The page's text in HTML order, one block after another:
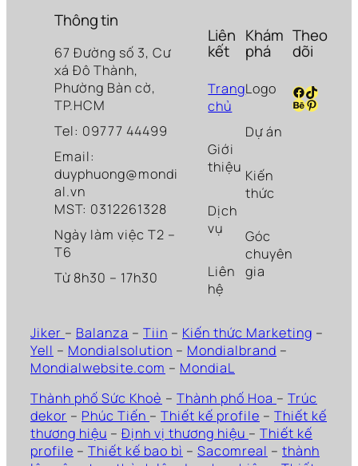
Thông tin
67 Đường số 3, Cư
xá Đô Thành,
Phường Bàn cờ,
TP.HCM
Tel: 09777 44499
Email:
duyphuong@mondi
al.vn
MST: 0312261328
Ngày làm việc T2 –
T6
Từ 8h30 – 17h30
Liên
kết
Trang
chủ
Giới
thiệu
Dịch
vụ
Liên
hệ
Khám
phá
Logo
Dự án
Kiến
thức
Góc
chuyên
gia
Theo
dõi
Facebook
TikTok
Behance
Jiker – Balanza – Tiin – Kiến thức Marketing –
Yell – Mondialsolution – Mondialbrand –
Mondialwebsite.com – MondiaL
Thành phố Sức Khoẻ – Thành phố Hoa – Trúc
dekor – Phúc Tiến – Thiết kế profile – Thiết kế
thương hiệu – Định vị thương hiệu – Thiết kế
profile – Thiết kế bao bì – Sacomreal – thành